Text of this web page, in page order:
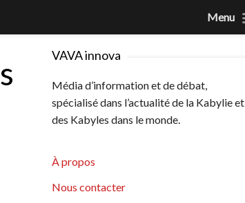
VAVA innova
Média d’information et de débat,
spécialisé dans l’actualité de la Kabylie et
des Kabyles dans le monde.
À propos
Nous contacter
Menu